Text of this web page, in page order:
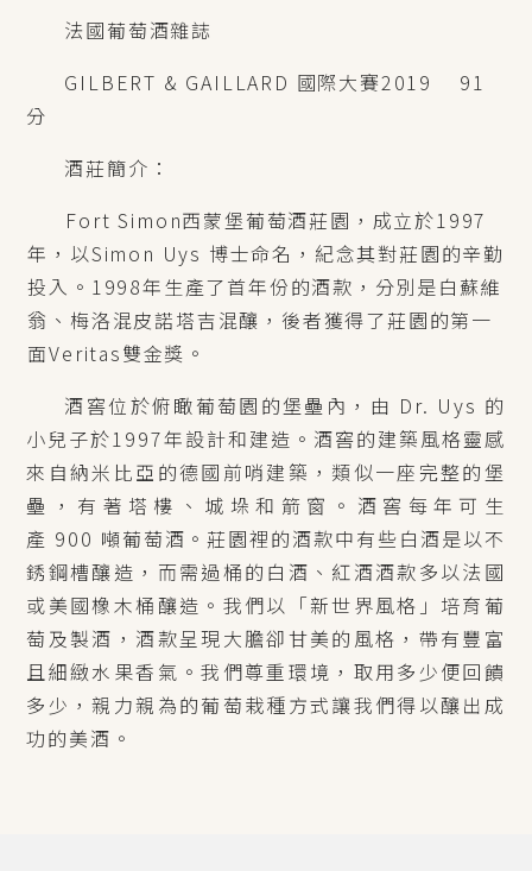
法國葡萄酒雜誌
GILBERT & GAILLARD 國際大賽2019
91
分
酒莊簡介：
Fort Simon西蒙堡葡萄酒莊園，成立於1997
年，以Simon Uys 博士命名，紀念其對莊園的辛勤
投入。1998年生產了首年份的酒款，分別是白蘇維
翁、梅洛混皮諾塔吉混釀，後者獲得了莊園的第一
面Veritas雙金獎。
酒窖位於俯瞰葡萄園的堡壘內，由 Dr. Uys 的
小兒子於1997年設計和建造。酒窖的建築風格靈感
來自納米比亞的德國前哨建築，類似一座完整的堡
壘，有著塔樓、城垛和箭窗。酒窖每年可生
產 900 噸葡萄酒。莊園裡的酒款中有些白酒是以不
銹鋼槽釀造，而需過桶的白酒、紅酒酒款多以法國
或美國橡木桶釀造。我們以「新世界風格」培育葡
萄及製酒，酒款呈現大膽卻甘美的風格，帶有豐富
且細緻水果香氣。我們尊重環境，取用多少便回饋
多少，親力親為的葡萄栽種方式讓我們得以釀出成
功的美酒。